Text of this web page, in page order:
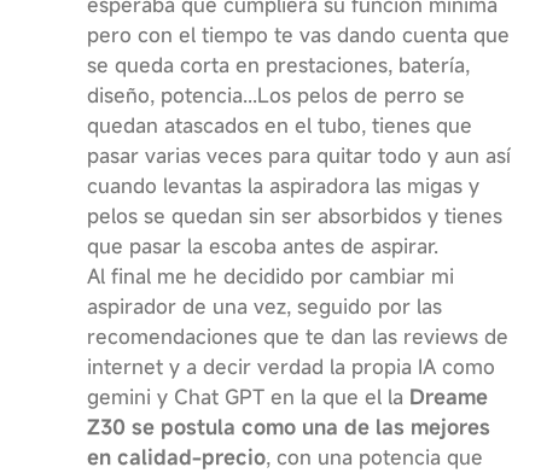
esperaba que cumpliera su función mínima
pero con el tiempo te vas dando cuenta que
se queda corta en prestaciones, batería,
diseño, potencia...Los pelos de perro se
quedan atascados en el tubo, tienes que
pasar varias veces para quitar todo y aun así
cuando levantas la aspiradora las migas y
pelos se quedan sin ser absorbidos y tienes
que pasar la escoba antes de aspirar.
Al final me he decidido por cambiar mi
aspirador de una vez, seguido por las
recomendaciones que te dan las reviews de
internet y a decir verdad la propia IA como
gemini y Chat GPT en la que el la Dreame
Z30 se postula como una de las mejores
en calidad-precio, con una potencia que